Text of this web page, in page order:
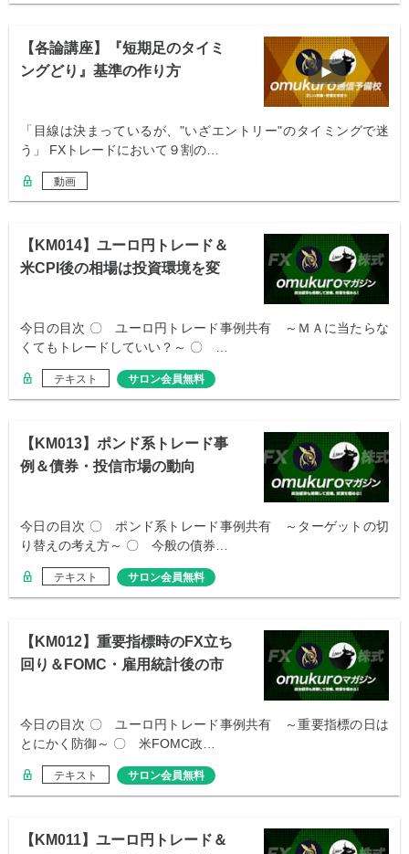
【各論講座】『短期足のタイミ
ングどり』基準の作り方
「目線は決まっているが、"いざエントリー"のタイミングで迷
う」 FXトレードにおいて９割の…
動画
【KM014】ユーロ円トレード＆
米CPI後の相場は投資環境を変
今日の目次 〇 ユーロ円トレード事例共有 ～ＭＡに当たらな
くてもトレードしていい？～ 〇 …
テキスト サロン会員無料
【KM013】ポンド系トレード事
例＆債券・投信市場の動向
今日の目次 〇 ポンド系トレード事例共有 ～ターゲットの切
り替えの考え方～ 〇 今般の債券…
テキスト サロン会員無料
【KM012】重要指標時のFX立ち
回り＆FOMC・雇用統計後の市
今日の目次 〇 ユーロ円トレード事例共有 ～重要指標の日は
とにかく防御～ 〇 米FOMC政…
テキスト サロン会員無料
【KM011】ユーロ円トレード＆